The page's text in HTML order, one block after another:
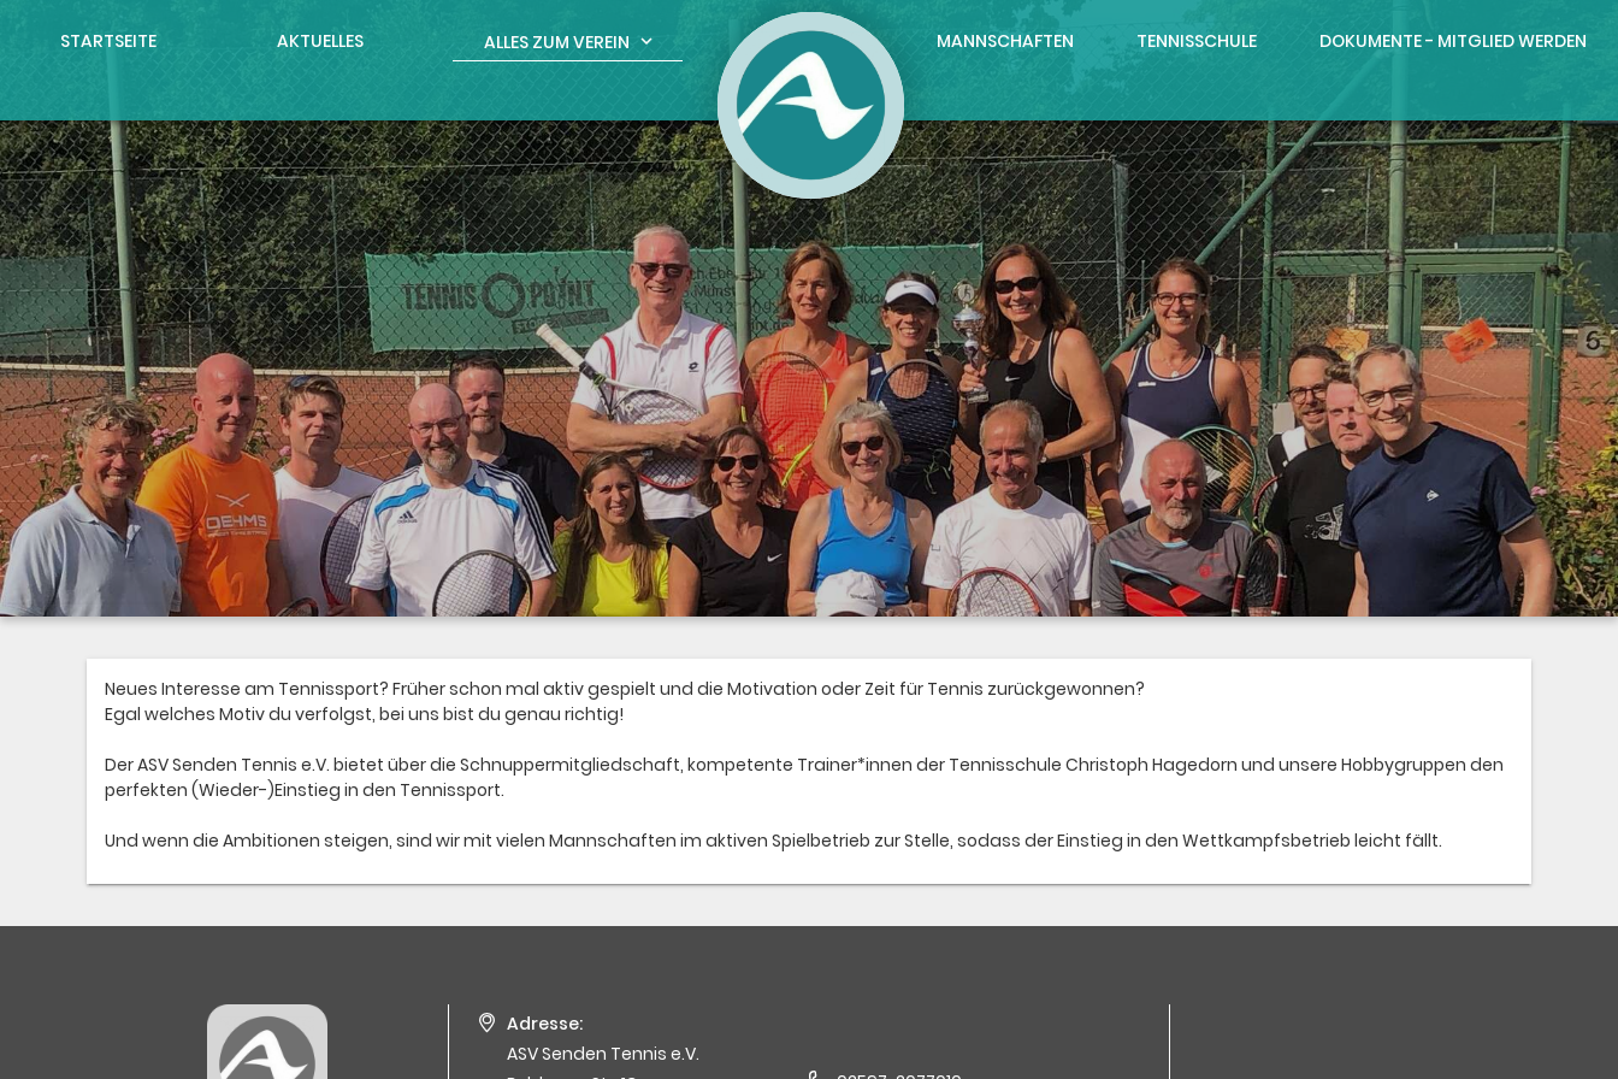
STARTSEITE AKTUELLES ALLES ZUM VEREIN expand_more MANNSCHAFTEN TENNISSCHULE DOKUMENTE - MITGLIED WERDEN
Neues Interesse am Tennissport? Früher schon mal aktiv gespielt und die Motivation oder Zeit für Tennis zurückgewonnen?
Egal welches Motiv du verfolgst, bei uns bist du genau richtig!
Der ASV Senden Tennis e.V. bietet über die Schnuppermitgliedschaft, kompetente Trainer*innen der Tennisschule Christoph Hagedorn und unsere Hobbygruppen den
perfekten (Wieder-)Einstieg in den Tennissport.
Und wenn die Ambitionen steigen, sind wir mit vielen Mannschaften im aktiven Spielbetrieb zur Stelle, sodass der Einstieg in den Wettkampfsbetrieb leicht fällt.
Adresse:
ASV Senden Tennis e.V.